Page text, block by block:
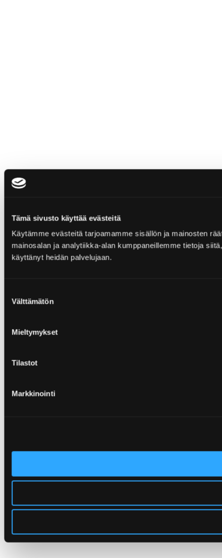
Tämä sivusto käyttää evästeitä
Käytämme evästeitä tarjoamamme sisällön ja mainosten
mainosalan ja analytiikka-alan kumppaneillemme tietoja
käyttänyt heidän palvelujaan.
valinta
Välttämätön
Mieltymykset
Tilastot
Markkinointi